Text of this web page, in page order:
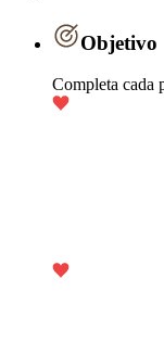
Objetivo
Completa cada